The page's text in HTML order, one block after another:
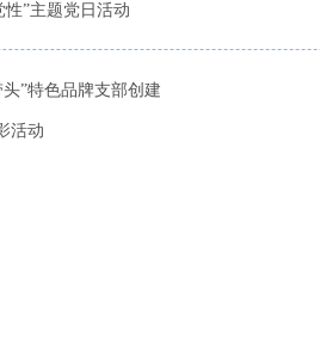
”主题党日活动
”特色品牌支部创建
活动